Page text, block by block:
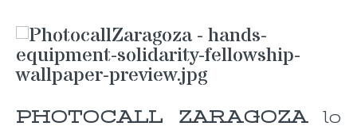
PHOTOCALL ZARAGOZAlo